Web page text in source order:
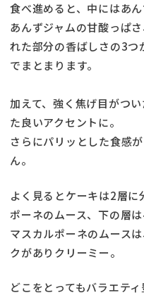
食べ進めると、中にはあん
あんずジャムの甘酸っぱ
れた部分の香ばしさの3つ
でまとまります。
加えて、強く焦げ目がつ
た良いアクセントに。
さらにパリッとした食感
ん。
よく見るとケーキは2層
ポーネのムース、下の層は
マスカルポーネのムース
クがありクリーミー。
どこをとってもバラエテ